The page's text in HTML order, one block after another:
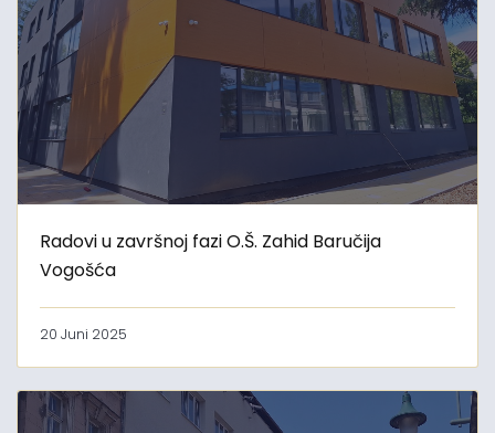
Radovi u završnoj fazi O.Š. Zahid Baručija
Vogošća
20 Juni 2025